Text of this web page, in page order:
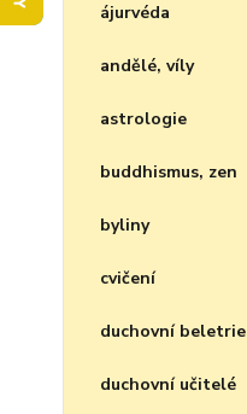
ájurvéda
andělé, víly
astrologie
buddhismus, zen
byliny
cvičení
duchovní beletrie
duchovní učitelé